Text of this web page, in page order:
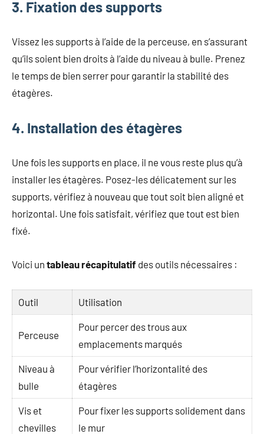
3. Fixation des supports
Vissez les supports à l’aide de la perceuse, en s’assurant
qu’ils soient bien droits à l’aide du niveau à bulle. Prenez
le temps de bien serrer pour garantir la stabilité des
étagères.
4. Installation des étagères
Une fois les supports en place, il ne vous reste plus qu’à
installer les étagères. Posez-les délicatement sur les
supports, vérifiez à nouveau que tout soit bien aligné et
horizontal. Une fois satisfait, vérifiez que tout est bien
fixé.
Voici un tableau récapitulatif des outils nécessaires :
Outil Utilisation
Perceuse
Pour percer des trous aux
emplacements marqués
Niveau à
bulle
Pour vérifier l’horizontalité des
étagères
Vis et
chevilles
Pour fixer les supports solidement dans
le mur